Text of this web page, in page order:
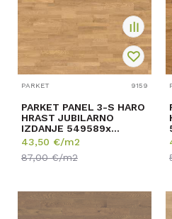
PARKET 9159
PARKET PANEL 3-S HARO
HRAST JUBILARNO
IZDANJE 549589x
naturaDur
13,5/180/2200mm ...
43,50 €/m2
87,00€/m2